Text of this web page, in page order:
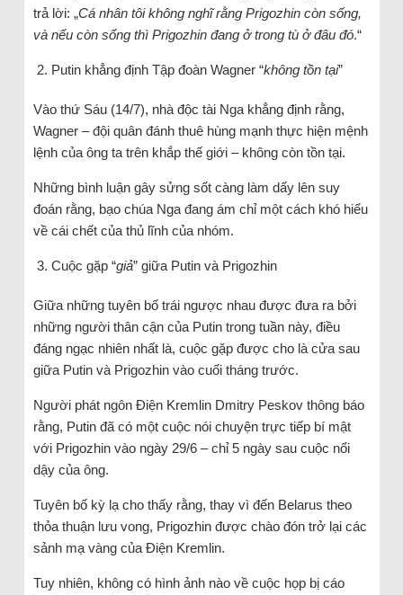
trả lời: „Cá nhân tôi không nghĩ rằng Prigozhin còn sống,
và nếu còn sống thì Prigozhin đang ở trong tù ở đâu đó.“
Putin khẳng định Tập đoàn Wagner “không tồn tại”
Vào thứ Sáu (14/7), nhà độc tài Nga khẳng định rằng,
Wagner – đội quân đánh thuê hùng mạnh thực hiện mệnh
lệnh của ông ta trên khắp thế giới – không còn tồn tại.
Những bình luận gây sửng sốt càng làm dấy lên suy
đoán rằng, bạo chúa Nga đang ám chỉ một cách khó hiểu
về cái chết của thủ lĩnh của nhóm.
Cuộc gặp “giả” giữa Putin và Prigozhin
Giữa những tuyên bố trái ngược nhau được đưa ra bởi
những người thân cận của Putin trong tuần này, điều
đáng ngạc nhiên nhất là, cuộc gặp được cho là cửa sau
giữa Putin và Prigozhin vào cuối tháng trước.
Người phát ngôn Điện Kremlin Dmitry Peskov thông báo
rằng, Putin đã có một cuộc nói chuyện trực tiếp bí mật
với Prigozhin vào ngày 29/6 – chỉ 5 ngày sau cuộc nổi
dậy của ông.
Tuyên bố kỳ lạ cho thấy rằng, thay vì đến Belarus theo
thỏa thuận lưu vong, Prigozhin được chào đón trở lại các
sảnh mạ vàng của Điện Kremlin.
Tuy nhiên, không có hình ảnh nào về cuộc họp bị cáo